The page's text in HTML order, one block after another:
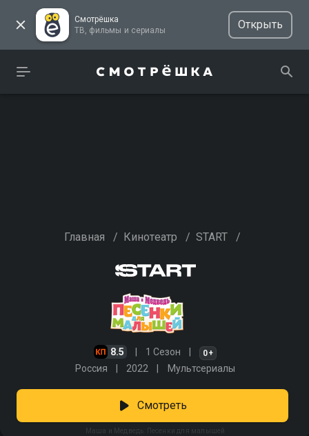
Смотрёшка
ТВ, фильмы и сериалы
Открыть
Главная / Кинотеатр / START /
8.5 1 Сезон 0+
Россия 2022 Мультсериалы
Маша и Медведь: Песенки для малышей
Смотреть